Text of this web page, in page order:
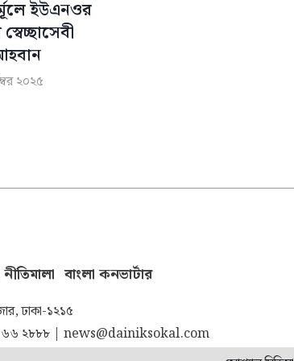
ইউএনওর
২০২৫
বাংলা কনভার্টার
ঢাকা-১২১৫
২৮৮৮| news@dainiksokal.com